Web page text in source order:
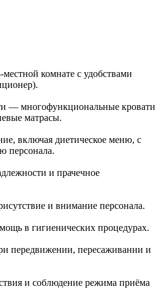
комнате с удобствами
— многофункциональные кровати
матрасы.
включая диетическое меню, с
персонала.
и прачечное
и внимание персонала.
в гигиенических процедурах.
передвижении, пересаживании и
и соблюдение режима приёма